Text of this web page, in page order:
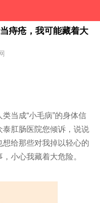
痔疮，我可能藏着大
当成“小毛病”的身体信
肛肠医院您倾诉，说说
给那些对我掉以轻心的
小心我藏着大危险。